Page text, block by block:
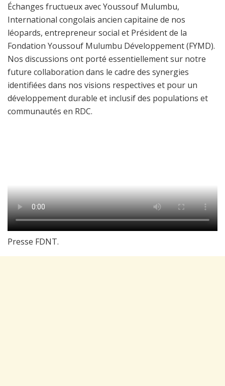
Échanges fructueux avec Youssouf Mulumbu,
International congolais ancien capitaine de nos
léopards, entrepreneur social et Président de la
Fondation Youssouf Mulumbu Développement (FYMD).
Nos discussions ont porté essentiellement sur notre
future collaboration dans le cadre des synergies
identifiées dans nos visions respectives et pour un
développement durable et inclusif des populations et
communautés en RDC.
Presse FDNT.